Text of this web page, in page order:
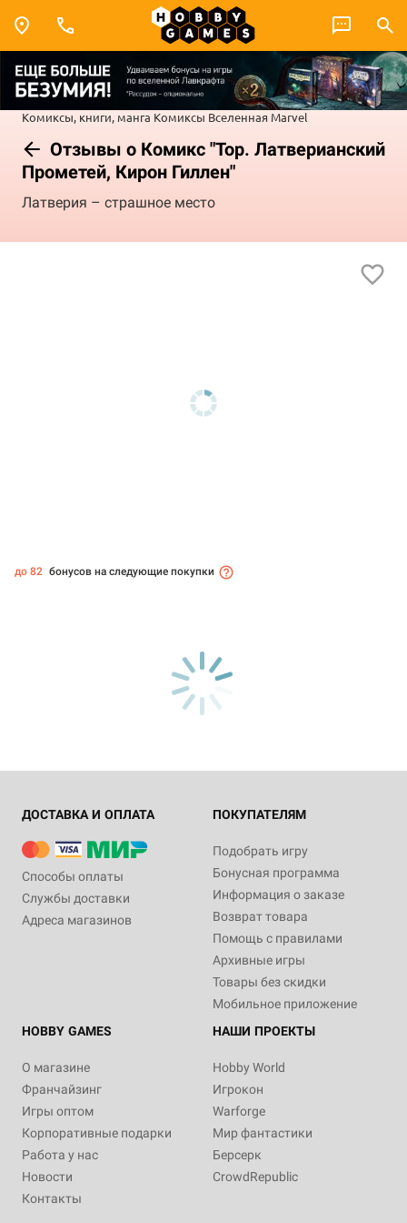
Комиксы, книги, манга Комиксы Вселенная Marvel
Отзывы о Комикс "Тор. Латверианский
Прометей, Кирон Гиллен"
Латверия – страшное место
до 82 бонусов на следующие покупки
ДОСТАВКА И ОПЛАТА
Способы оплаты
Службы доставки
Адреса магазинов
ПОКУПАТЕЛЯМ
Подобрать игру
Бонусная программа
Информация о заказе
Возврат товара
Помощь с правилами
Архивные игры
Товары без скидки
Мобильное приложение
HOBBY GAMES
О магазине
Франчайзинг
Игры оптом
Корпоративные подарки
Работа у нас
Новости
Контакты
НАШИ ПРОЕКТЫ
Hobby World
Игрокон
Warforge
Мир фантастики
Берсерк
CrowdRepublic